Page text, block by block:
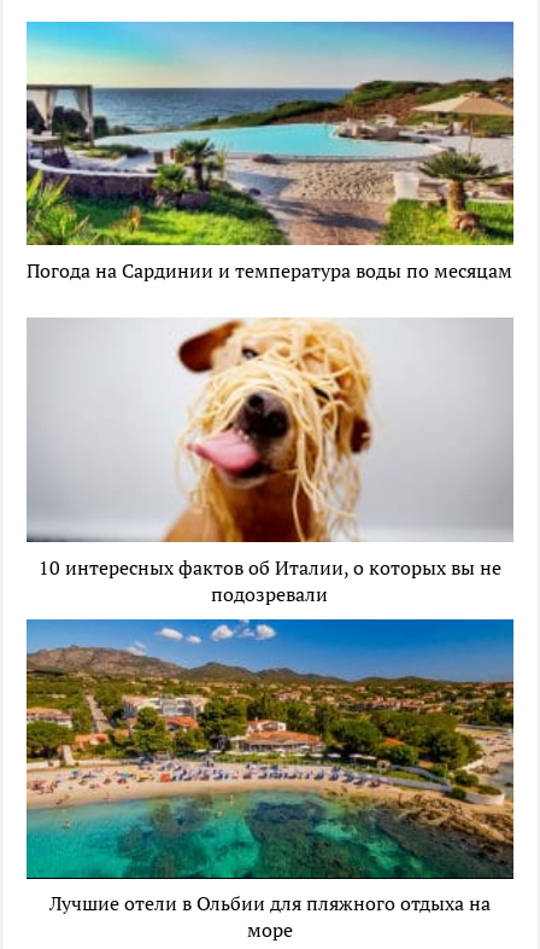
Погода на Сардинии и температура воды по месяцам
10 интересных фактов об Италии, о которых вы не
подозревали
Лучшие отели в Ольбии для пляжного отдыха на
море